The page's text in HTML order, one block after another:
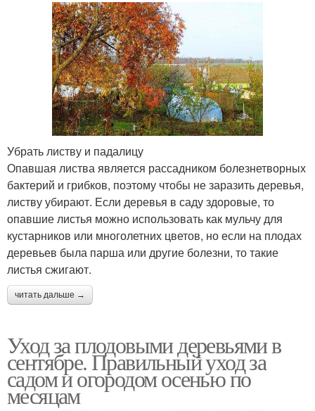
Убрать листву и падалицу
Опавшая листва является рассадником болезнетворных
бактерий и грибков, поэтому чтобы не заразить деревья,
листву убирают. Если деревья в саду здоровые, то
опавшие листья можно использовать как мульчу для
кустарников или многолетних цветов, но если на плодах
деревьев была парша или другие болезни, то такие
листья сжигают.
читать дальше →
Уход за плодовыми деревьями в
сентябре. Правильный уход за
садом и огородом осенью по
месяцам